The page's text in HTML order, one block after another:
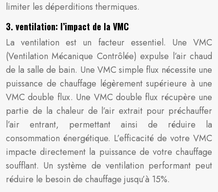
limiter les déperditions thermiques.
3. ventilation: l’impact de la VMC
La ventilation est un facteur essentiel. Une VMC
(Ventilation Mécanique Contrôlée) expulse l’air chaud
de la salle de bain. Une VMC simple flux nécessite une
puissance de chauffage légèrement supérieure à une
VMC double flux. Une VMC double flux récupère une
partie de la chaleur de l’air extrait pour préchauffer
l’air entrant, permettant ainsi de réduire la
consommation énergétique. L’efficacité de votre VMC
impacte directement la puissance de votre chauffage
soufflant. Un système de ventilation performant peut
réduire le besoin de chauffage jusqu’à 15%.